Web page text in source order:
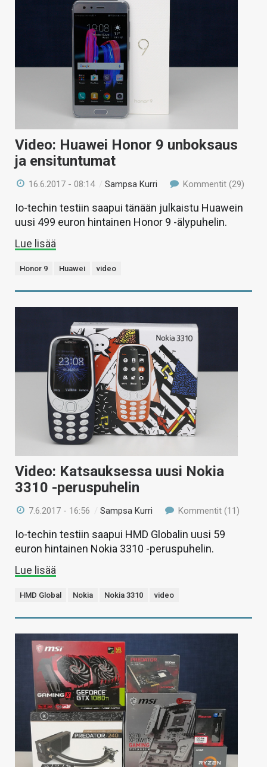
Video: Huawei Honor 9 unboksaus
ja ensituntumat
16.6.2017 - 08:14 /Sampsa Kurri Kommentit (29)
Io-techin testiin saapui tänään julkaistu Huawein
uusi 499 euron hintainen Honor 9 -älypuhelin.
Lue lisää
Honor 9 Huawei video
Video: Katsauksessa uusi Nokia
3310 -peruspuhelin
7.6.2017 - 16:56 /Sampsa Kurri Kommentit (11)
Io-techin testiin saapui HMD Globalin uusi 59
euron hintainen Nokia 3310 -peruspuhelin.
Lue lisää
HMD Global Nokia Nokia 3310 video